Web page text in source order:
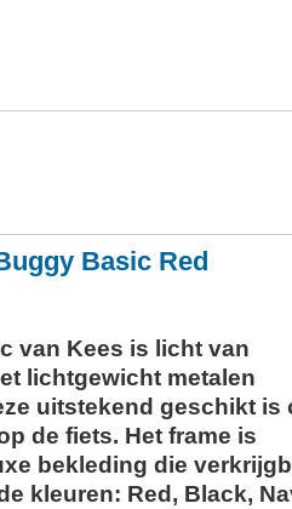
Basic Red
van Kees is licht van
lichtgewicht metalen
uitstekend geschikt is
de fiets. Het frame is
bekleding die
kleuren: Red, Black,